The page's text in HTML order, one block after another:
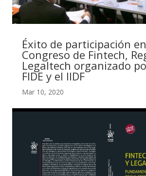
Éxito de participación
Congreso de Fintech,
Legaltech organizado
FIDE y el IIDF
Mar 10, 2020